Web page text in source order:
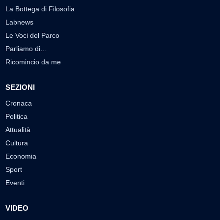
La Bottega di Filosofia
Labnews
Le Voci del Parco
Parliamo di…
Ricomincio da me
SEZIONI
Cronaca
Politica
Attualità
Cultura
Economia
Sport
Eventi
VIDEO